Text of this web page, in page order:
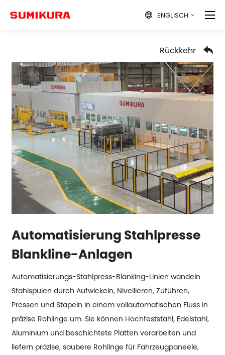
 ENGLISCH
Rückkehr 
Automatisierung Stahlpresse
Blankline-Anlagen
Automatisierungs-Stahlpress-Blanking-Linien wandeln
Stahlspulen durch Aufwickeln, Nivellieren, Zuführen,
Pressen und Stapeln in einem vollautomatischen Fluss in
präzise Rohlinge um. Sie können Hochfeststahl, Edelstahl,
Aluminium und beschichtete Platten verarbeiten und
liefern präzise, saubere Rohlinge für Fahrzeugpaneele,